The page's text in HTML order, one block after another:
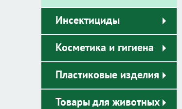
Инсектициды
Косметика и гигиена
Пластиковые изделия
Товары для животных